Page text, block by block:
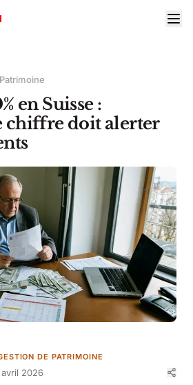
en Suisse :
chiffre doit alerter
DE PATRIMOINE
avril 2026